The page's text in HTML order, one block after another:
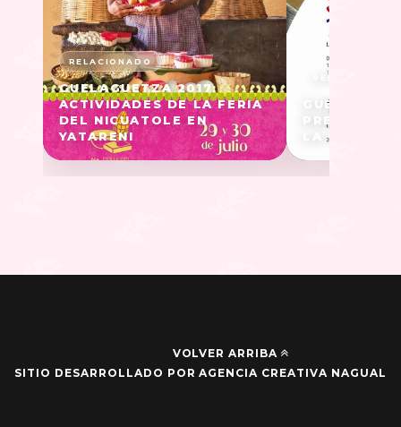
GUELAGUETZA 2017:
ACTIVIDADES DE LA FERIA
DEL NICUATOLE EN
YATARENI
PRESENCIA
LA CIUDAD
VOLVER ARRIBA
SITIO DESARROLLADO POR AGENCIA CREATIVA NAGUAL